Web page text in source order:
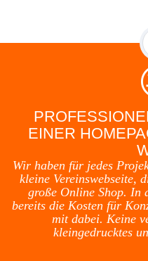
EINER
Wir haben für jedes
kleine Vereinswebseite,
große Online Shop. In
bereits die Kosten für
mit dabei. Keine
kleingedrucktes